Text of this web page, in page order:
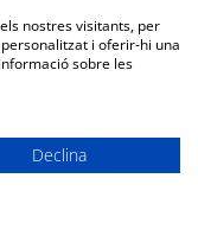
nostres visitants, per
i oferir-hi una
sobre les
Declina